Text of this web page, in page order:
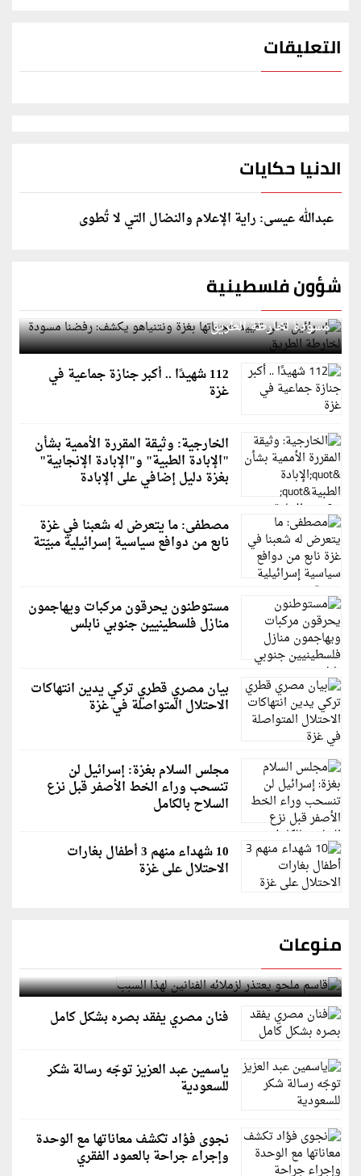
التعليقات
الدنيا حكايات
عبدالله عيسى: راية الإعلام والنضال التي لا تُطوى
شؤون فلسطينية
إسرائيل تعلن تقييد هجماتها بغزة ونتنياهو يكشف: رفضنا
مسودة لخارطة الطريق
112 شهيدًا .. أكبر جنازة جماعية في
غزة
الخارجية: وثيقة المقررة الأممية بشأن
"الإبادة الطبية" و"الإبادة الإنجابية"
بغزة دليل إضافي على الإبادة
مصطفى: ما يتعرض له شعبنا في غزة
نابع من دوافع سياسية إسرائيلية مبيّتة
مستوطنون يحرقون مركبات ويهاجمون
منازل فلسطينيين جنوبي نابلس
بيان مصري قطري تركي يدين انتهاكات
الاحتلال المتواصلة في غزة
مجلس السلام بغزة: إسرائيل لن
تنسحب وراء الخط الأصفر قبل نزع
السلاح بالكامل
10 شهداء منهم 3 أطفال بغارات
الاحتلال على غزة
منوعات
قاسم ملحو يعتذر لزملائه الفنانين لهذا السبب
فنان مصري يفقد بصره بشكل كامل
ياسمين عبد العزيز توجّه رسالة شكر
للسعودية
نجوى فؤاد تكشف معاناتها مع الوحدة
وإجراء جراحة بالعمود الفقري